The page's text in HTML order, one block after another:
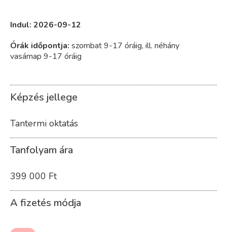
Indul: 2026-09-12
Órák időpontja: szombat 9-17 óráig, ill. néhány
vasárnap 9-17 óráig
Képzés jellege
Tantermi oktatás
Tanfolyam ára
399 000 Ft
A fizetés módja